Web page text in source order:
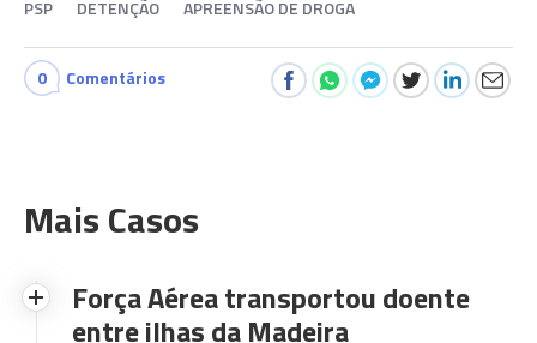
PSP DETENÇÃO APREENSÃO DE DROGA
0 Comentários
Mais Casos
Força Aérea transportou doente
entre ilhas da Madeira